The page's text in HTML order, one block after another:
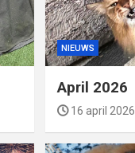
NIEUWS
April 2026
16 april 2026